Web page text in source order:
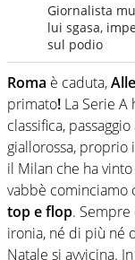
Giornalista
lui sgasa,
sul podio
Roma è caduta,
primato! La Serie
classifica,
giallorossa, proprio
il Milan che ha
vabbè cominciamo
top e flop. Sempre
ironia, né di più né
Natale si avvicina.